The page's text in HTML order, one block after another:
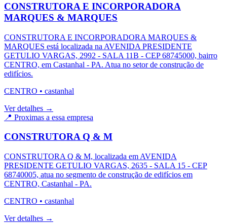
CONSTRUTORA E INCORPORADORA
MARQUES & MARQUES
CONSTRUTORA E INCORPORADORA MARQUES &
MARQUES está localizada na AVENIDA PRESIDENTE
GETULIO VARGAS, 2992 - SALA 11B - CEP 68745000, bairro
CENTRO, em Castanhal - PA. Atua no setor de construção de
edifícios.
CENTRO • castanhal
Ver detalhes →
📍 Proximas a essa empresa
CONSTRUTORA Q & M
CONSTRUTORA Q & M, localizada em AVENIDA
PRESIDENTE GETULIO VARGAS, 2635 - SALA 15 - CEP
68740005, atua no segmento de construção de edifícios em
CENTRO, Castanhal - PA.
CENTRO • castanhal
Ver detalhes →